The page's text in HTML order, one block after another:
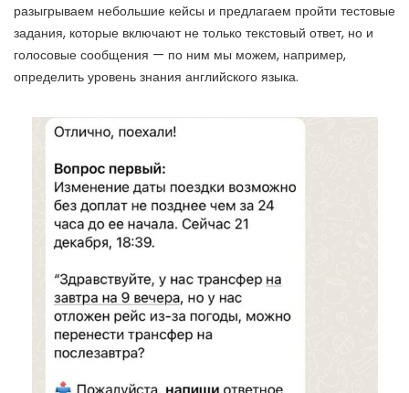
разыгрываем небольшие кейсы и предлагаем пройти тестовые
задания, которые включают не только текстовый ответ, но и
голосовые сообщения — по ним мы можем, например,
определить уровень знания английского языка.